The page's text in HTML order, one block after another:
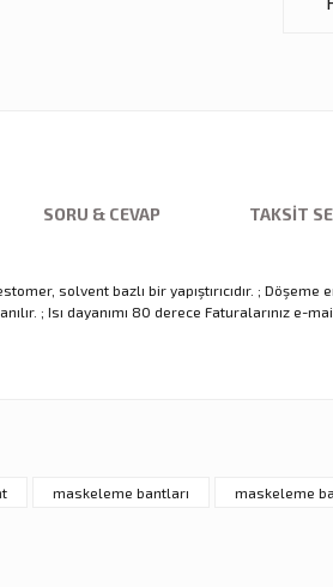
SORU & CEVAP TAKSIT
solvent bazlı bir yapıştırıcıdır. ;
; Isı dayanımı 80 derece Faturalarınız e-
Yorum Yaz
Soru Sor
Deneyimini Paylaş
maskeleme bantları maskeleme